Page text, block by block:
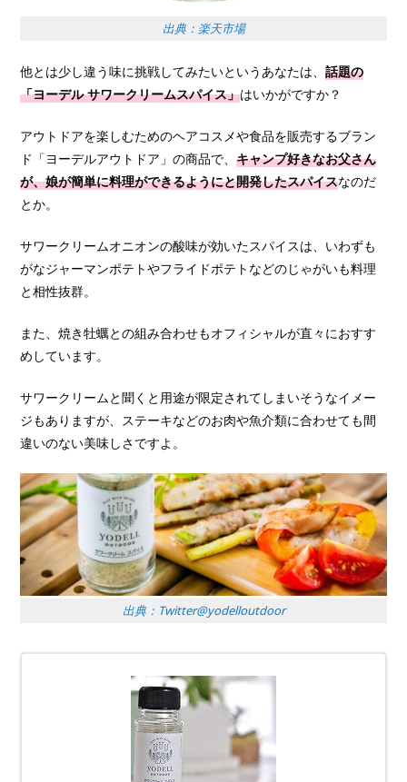
出典：楽天市場
他とは少し違う味に挑戦してみたいというあなたは、話題の
「ヨーデル サワークリームスパイス」はいかがですか？
アウトドアを楽しむためのヘアコスメや食品を販売するブラン
ド「ヨーデルアウトドア」の商品で、キャンプ好きなお父さん
が、娘が簡単に料理ができるようにと開発したスパイスなのだ
とか。
サワークリームオニオンの酸味が効いたスパイスは、いわずも
がなジャーマンポテトやフライドポテトなどのじゃがいも料理
と相性抜群。
また、焼き牡蠣との組み合わせもオフィシャルが直々におすす
めしています。
サワークリームと聞くと用途が限定されてしまいそうなイメー
ジもありますが、ステーキなどのお肉や魚介類に合わせても間
違いのない美味しさですよ。
出典：Twitter@yodelloutdoor